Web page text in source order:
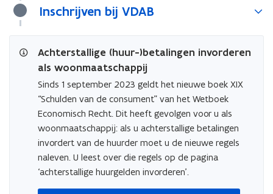
o
o
h
u
r
d
e
r
s
Inschrijven bij VDAB
Achterstallige (huur-)betalingen invorderen
als woonmaatschappij
Sinds 1 september 2023 geldt het nieuwe boek XIX
“Schulden van de consument” van het Wetboek
Economisch Recht. Dit heeft gevolgen voor u als
woonmaatschappij: als u achterstallige betalingen
invordert van de huurder moet u de nieuwe regels
naleven. U leest over die regels op de pagina
‘achterstallige huurgelden invorderen’.